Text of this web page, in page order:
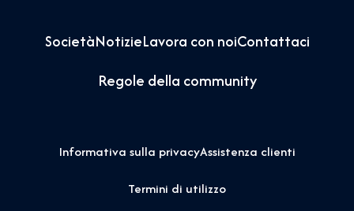
SocietàNotizieLavora con noiContattaci
Regole della community
Informativa sulla privacyAssistenza clienti
Termini di utilizzo